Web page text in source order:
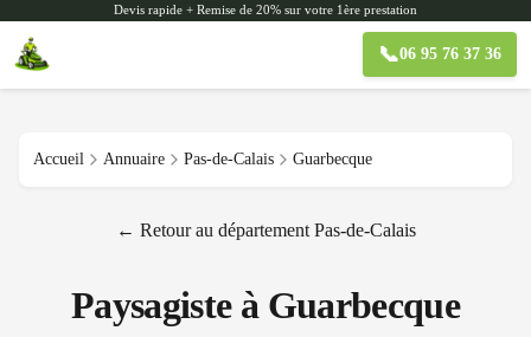
Devis rapide + Remise de 20% sur votre 1ère prestation
📞06 95 76 37 36
Accueil Annuaire Pas-de-Calais Guarbecque
← Retour au département Pas-de-Calais
Paysagiste à Guarbecque